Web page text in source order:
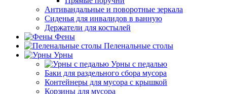
Антивандальные и поворотные зеркала
Сиденья для инвалидов в ванную
Держатели для костылей
Фены
Пеленальные столы
Урны
Урны с педалью
Баки для раздельного сбора мусора
Контейнеры для мусора с крышкой
Корзины для мусора